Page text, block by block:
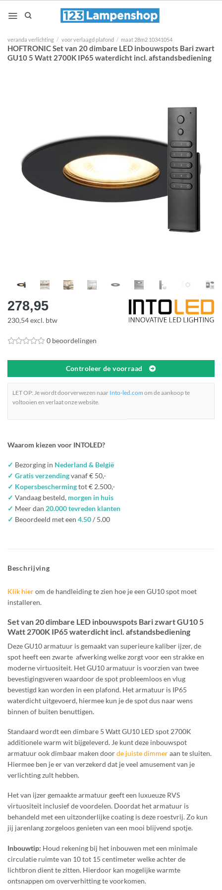
naar
veranda verlichting / voor verlaagd plafond / maat 28m2 10341054
HOFTRONIC Set van 20 dimbare LED inbouwspots Bari zwart
GU10 5 Watt 2700K IP65 waterdicht incl. afstandsbediening
278,95
230,54 excl. btw
0 beoordelingen
Controleer de voorraad
LET OP: Je wordt doorverwezen naar Into-led.com om de aankoop te
voltooien en verlaat onze website.
Waarom kiezen voor INTOLED?
✓ Bezorging in Nederland & België
✓ Gratis verzendingvanaf € 50,-
✓ Kopersbeschermingtot € 2.500,-
✓ Vandaag besteld, morgen in huis
✓ Meer dan 20.000 tevreden klanten
✓ Beoordeeld met een 4.50/ 5.00
Beschrijving
Klik hierom de handleiding te zien hoe je een GU10 spot moet
installeren.
Set van 20 dimbare LED inbouwspots Bari zwart GU10 5
Watt 2700K IP65 waterdicht incl. afstandsbediening
Deze GU10 armatuur is gemaakt van superieure kaliber ijzer, de
spot heeft een zwarte afwerking welke zorgt voor een strakke en
moderne virtuositeit. Het GU10 armatuur is voorzien van twee
bevestigingsveren waardoor de spot probleemloos en vlug
bevestigd kan worden in een plafond. Het armatuur is IP65
waterdicht uitgevoerd, hiermee kun je de spot dus naar wens
binnen of buiten benuttigen.
Standaard wordt een dimbare 5 Watt GU10 LED spot 2700K
additionele warm wit bijgeleverd. Je kunt deze inbouwspot
armatuur ook dimbaar maken doorde juiste dimmeraan te sluiten.
Hiermee ben je er van verzekerd dat je veel amusement van je
verlichting zult hebben.
Het van ijzer gemaakte armatuur geeft een luxueuze RVS
virtuositeit inclusief de voordelen. Doordat het armatuur is
behandeld met een uitzonderlijke coating is deze roestvrij. Zo kun
jij jarenlang zorgeloos genieten van een mooi blijvend spotje.
Inbouwtip: Houd rekening bij het inbouwen met een minimale
circulatie ruimte van 10 tot 15 centimeter welke achter de
lichtbron dient te zitten. Hierdoor kan mogelijke warmte
ontsnappen om oververhitting te voorkomen.